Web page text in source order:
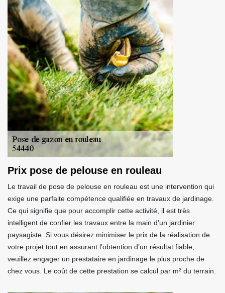
Prix pose de pelouse en rouleau
Le travail de pose de pelouse en rouleau est une intervention qui
exige une parfaite compétence qualifiée en travaux de jardinage.
Ce qui signifie que pour accomplir cette activité, il est très
intelligent de confier les travaux entre la main d’un jardinier
paysagiste. Si vous désirez minimiser le prix de la réalisation de
votre projet tout en assurant l’obtention d’un résultat fiable,
veuillez engager un prestataire en jardinage le plus proche de
chez vous. Le coût de cette prestation se calcul par m² du terrain.